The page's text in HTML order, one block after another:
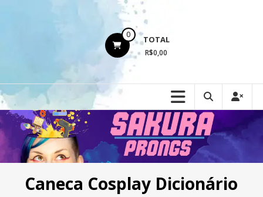
0 TOTAL
R$0,00
Caneca Cosplay Dicionário